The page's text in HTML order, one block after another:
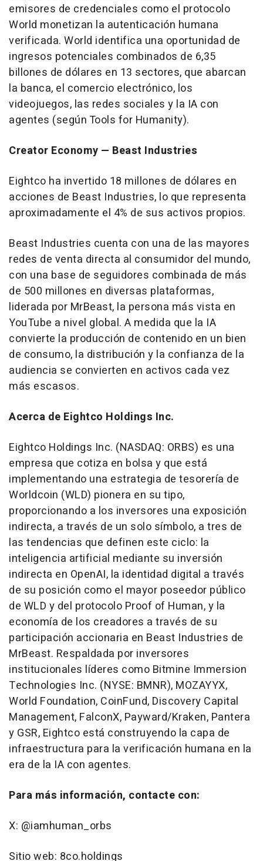
emisores de credenciales como el protocolo
World monetizan la autenticación humana
verificada. World identifica una oportunidad de
ingresos potenciales combinados de 6,35
billones de dólares en 13 sectores, que abarcan
la banca, el comercio electrónico, los
videojuegos, las redes sociales y la IA con
agentes (según Tools for Humanity).
Creator Economy — Beast Industries
Eightco ha invertido 18 millones de dólares en
acciones de Beast Industries, lo que representa
aproximadamente el 4% de sus activos propios.
Beast Industries cuenta con una de las mayores
redes de venta directa al consumidor del mundo,
con una base de seguidores combinada de más
de 500 millones en diversas plataformas,
liderada por MrBeast, la persona más vista en
YouTube a nivel global. A medida que la IA
convierte la producción de contenido en un bien
de consumo, la distribución y la confianza de la
audiencia se convierten en activos cada vez
más escasos.
Acerca de Eightco Holdings Inc.
Eightco Holdings Inc. (NASDAQ: ORBS) es una
empresa que cotiza en bolsa y que está
implementando una estrategia de tesorería de
Worldcoin (WLD) pionera en su tipo,
proporcionando a los inversores una exposición
indirecta, a través de un solo símbolo, a tres de
las tendencias que definen este ciclo: la
inteligencia artificial mediante su inversión
indirecta en OpenAI, la identidad digital a través
de su posición como el mayor poseedor público
de WLD y del protocolo Proof of Human, y la
economía de los creadores a través de su
participación accionaria en Beast Industries de
MrBeast. Respaldada por inversores
institucionales líderes como Bitmine Immersion
Technologies Inc. (NYSE: BMNR), MOZAYYX,
World Foundation, CoinFund, Discovery Capital
Management, FalconX, Payward/Kraken, Pantera
y GSR, Eightco está construyendo la capa de
infraestructura para la verificación humana en la
era de la IA con agentes.
Para más información, contacte con:
X: @iamhuman_orbs
Sitio web: 8co.holdings